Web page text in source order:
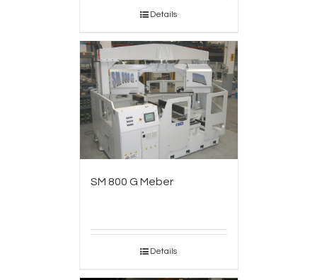
Details
SM 800 G Meber
Details